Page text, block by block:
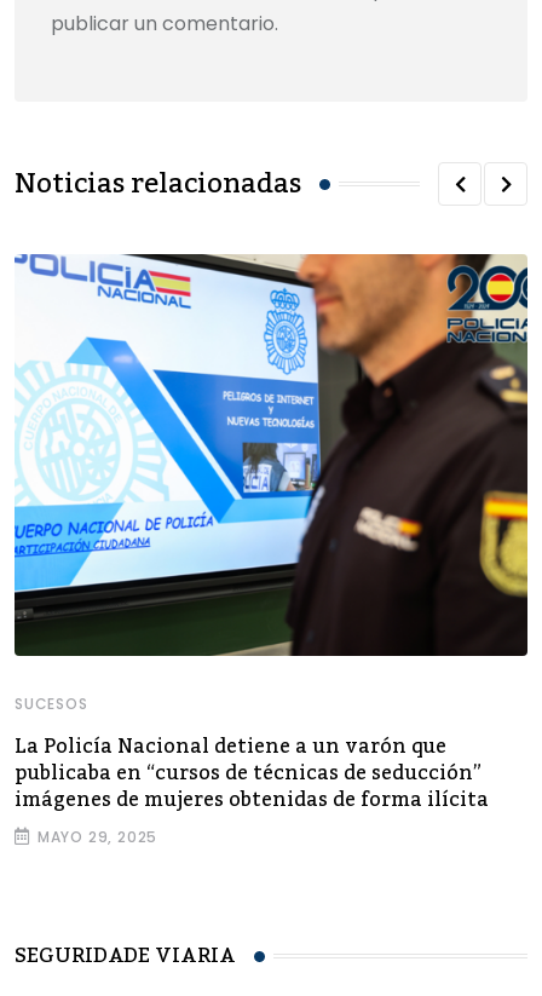
publicar un comentario.
Noticias relacionadas
SUCESOS
La Policía Nacional detiene a un varón que
publicaba en “cursos de técnicas de seducción”
imágenes de mujeres obtenidas de forma ilícita
MAYO 29, 2025
SEGURIDADE VIARIA